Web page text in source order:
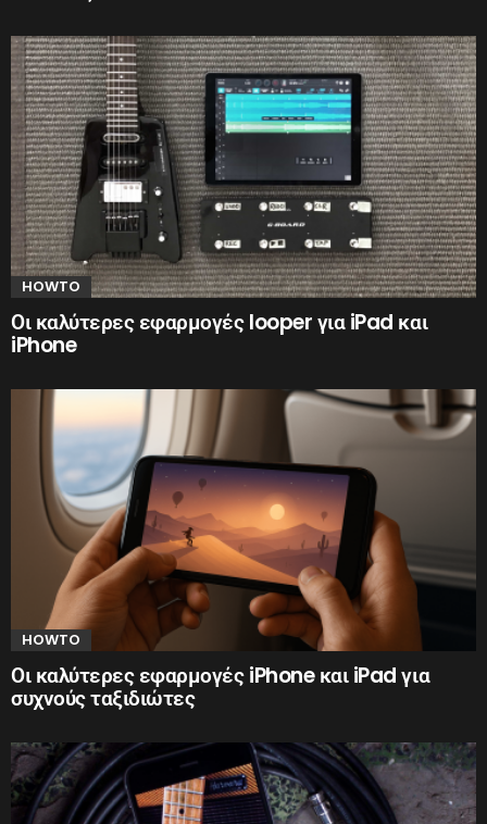
HOWTO
Οι καλύτερες εφαρμογές looper για iPad και
iPhone
HOWTO
Οι καλύτερες εφαρμογές iPhone και iPad για
συχνούς ταξιδιώτες